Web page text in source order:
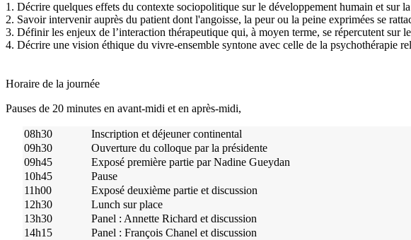
1. Décrire quelques effets du contexte sociopolitique sur le développement humain et sur
2. Savoir intervenir auprès du patient dont l'angoisse, la peur ou la peine exprimées se
3. Définir les enjeux de l’interaction thérapeutique qui, à moyen terme, se répercutent sur
4. Décrire une vision éthique du vivre-ensemble syntone avec celle de la psychothérapie
Horaire de la journée
Pauses de 20 minutes en avant-midi et en après-midi,
08h30
Inscription et déjeuner continental
09h30
Ouverture du colloque par la présidente
09h45
Exposé première partie par Nadine Gueydan
10h45
Pause
11h00
Exposé deuxième partie et discussion
12h30
Lunch sur place
13h30
Panel : Annette Richard et discussion
14h15
Panel : François Chanel et discussion